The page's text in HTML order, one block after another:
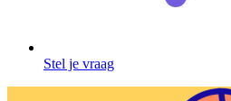
Stel je vraag